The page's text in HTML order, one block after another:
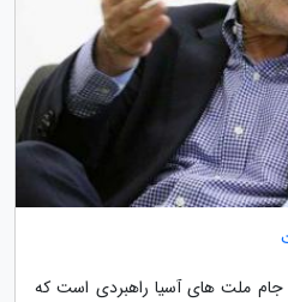
جام ملت های آسیا راهبردی است که